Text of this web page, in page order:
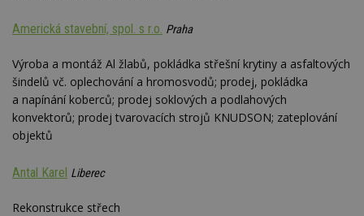
Americká stavební, spol. s r.o. Praha
Výroba a montáž Al žlabů, pokládka střešní krytiny a asfaltových
šindelů vč. oplechování a hromosvodů; prodej, pokládka
a napínání koberců; prodej soklových a podlahových
konvektorů; prodej tvarovacích strojů KNUDSON; zateplování
objektů
Antal Karel Liberec
Rekonstrukce střech